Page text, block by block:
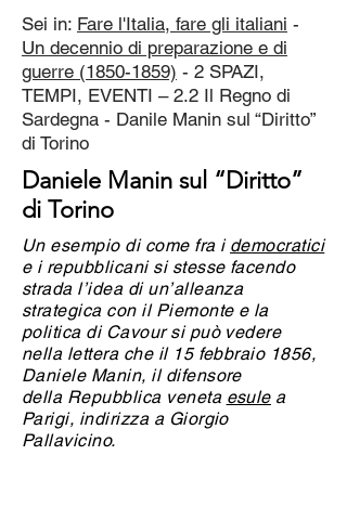
Sei in: Fare l'Italia, fare gli italiani -
Un decennio di preparazione e di
guerre (1850-1859) - 2 SPAZI,
TEMPI, EVENTI – 2.2 Il Regno di
Sardegna - Danile Manin sul “Diritto”
di Torino
Daniele Manin sul “Diritto”
di Torino
Un esempio di come fra i democratici
e i repubblicani si stesse facendo
strada l’idea di un’alleanza
strategica con il Piemonte e la
politica di Cavour si può vedere
nella lettera che il 15 febbraio 1856,
Daniele Manin, il difensore
della Repubblica veneta esulea
Parigi, indirizza a Giorgio
Pallavicino.